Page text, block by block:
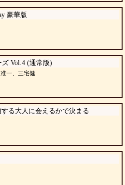
豪華版
Vol.4 (通常版)
一、三宅健
る大人に会えるかで決まる